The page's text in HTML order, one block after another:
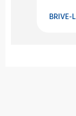
BRIVE-